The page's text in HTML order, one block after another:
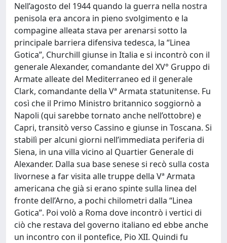
Nell’agosto del 1944 quando la guerra nella nostra
penisola era ancora in pieno svolgimento e la
compagine alleata stava per arenarsi sotto la
principale barriera difensiva tedesca, la “Linea
Gotica”, Churchill giunse in Italia e si incontrò con il
generale Alexander, comandante del XV° Gruppo di
Armate alleate del Mediterraneo ed il generale
Clark, comandante della Vª Armata statunitense. Fu
così che il Primo Ministro britannico soggiornò a
Napoli (qui sarebbe tornato anche nell’ottobre) e
Capri, transitò verso Cassino e giunse in Toscana. Si
stabilì per alcuni giorni nell’immediata periferia di
Siena, in una villa vicino al Quartier Generale di
Alexander. Dalla sua base senese si recò sulla costa
livornese a far visita alle truppe della Vª Armata
americana che già si erano spinte sulla linea del
fronte dell’Arno, a pochi chilometri dalla “Linea
Gotica”. Poi volò a Roma dove incontrò i vertici di
ciò che restava del governo italiano ed ebbe anche
un incontro con il pontefice, Pio XII. Quindi fu